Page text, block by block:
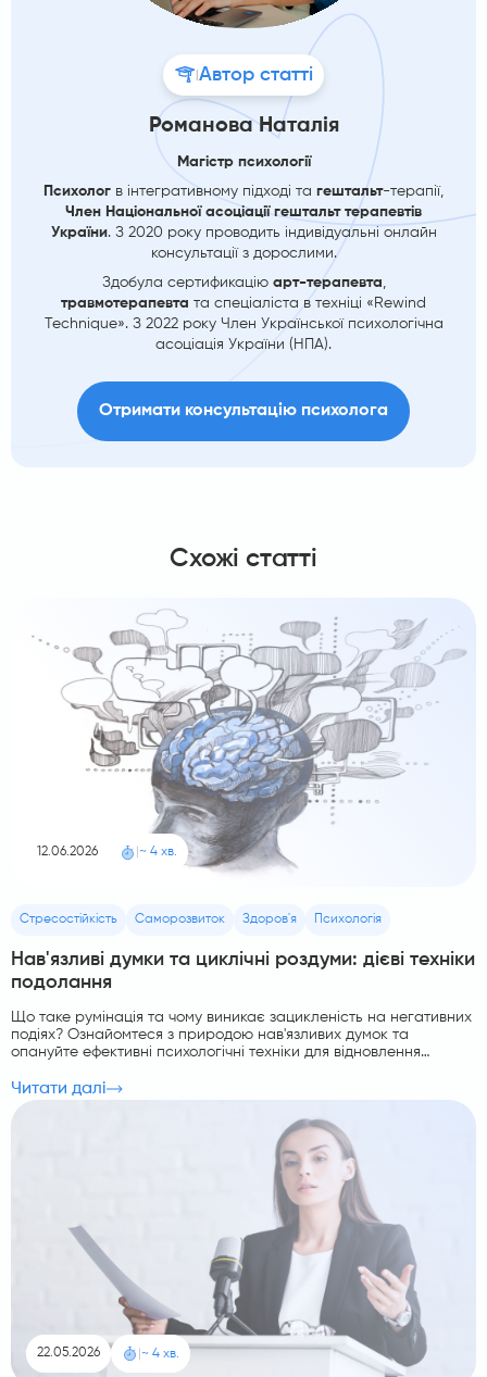
Автор статті
Романова Наталія
Магістр психології
Психолог в інтегративному підході та гештальт-терапії,
Член Національної асоціації гештальт терапевтів
України. З 2020 року проводить індивідуальні онлайн
консультації з дорослими.
Здобула сертификацію арт-терапевта
травмотерапевта та спеціаліста в техніці «Rewind
Technique». З 2022 року Член Української психологічна
асоціація України (НПА).
Отримати консультацію психолога
Схожі статті
12.06.2026 ~ 4 хв.
Стресостійкість Саморозвиток Здоров'я Психологія
Нав'язливі думки та циклічні роздуми: дієві техніки
подолання
Що таке румінація та чому виникає зацикленість на негативних
подіях? Ознайомтеся з природою нав'язливих думок та
опануйте ефективні психологічні техніки для відновлення
Читати далі
22.05.2026 ~ 4 хв.